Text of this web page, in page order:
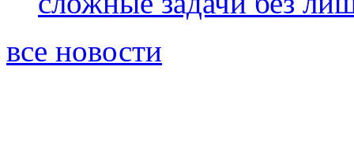
все новости